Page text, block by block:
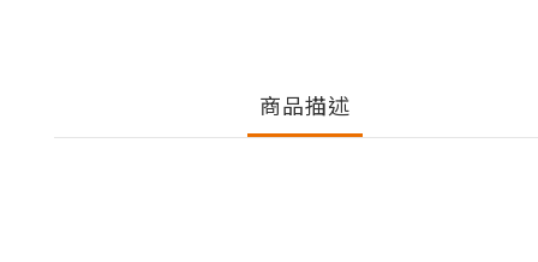
商品描述